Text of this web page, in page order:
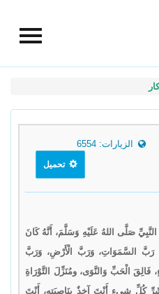
الزيارات: 6554
تحميل
صَلَّى اللهُ عَلَيْهِ وَسَلَّمَ، أَنَّهُ كَانَ
رَبَّ السَّمَوَاتِ، وَرَبَّ الْأَرْضِ، وَرَبَّ
الْحَبِّ وَالنَّوَى، ومُنَزِّلَ التَّوْرَاةِ
كُلِّ شيءٍ أَنْتَ آخِذٌ بِنَاصِيَتِهِ، أَنْتَ